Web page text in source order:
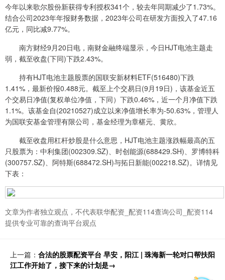
今年以来歌尔股份新获得专利授权341个，较去年同期减少了1.73%。
结合公司2023年年报财务数据，2023年公司在研发方面投入了47.16
亿元，同比减9.77%。
南方财经9月20日电，南财金融终端显示，今日HJT电池主题走
弱，截至收盘(下同)下跌2.43%。
持有HJT电池主题股票的国联安新材料ETF(516480)下跌
1.41%，最新价报0.488元。截至上个交易日(9月19日)，该基金近五
个交易日净值(复权单位净值，下同）下跌0.46%，近一个月净值下跌
1.1%。该基金自(20210527)成立以来净值增长率为-50.63%，管理人
为国联安基金管理有限公司，基金经理为章椹元、黄欣。
截至收盘用杠杆炒股是什么意思，HJT电池主题涨跌幅最高的五
只股票为：中利集团(002309.SZ)、时创能源(688429.SH)、罗博特科
(300757.SZ)、阿特斯(688472.SH)与拓日新能(002218.SZ)。详情见
下表：
文章为作者独立观点，不代表联华配资_配资114查询公司_配资114
提供专业可靠的查询平台观点
上一篇： 合法的股票配资平台 早安，阳江 | 珠海新一轮对口帮扶阳
江工作开始了，接下来的计划是→